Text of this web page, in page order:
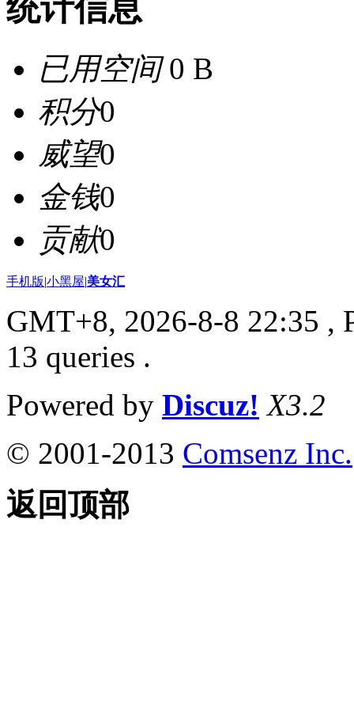
统计信息
已用空间0 B
积分0
威望0
金钱0
贡献0
手机版|小黑屋|美女汇
GMT+8, 2026-8-8 22:35 ,
13 queries .
Powered by Discuz! X3.2
© 2001-2013 Comsenz Inc.
返回顶部